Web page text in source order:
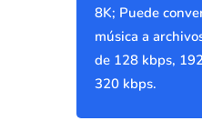
8K; Puede
música a
de 128 kbps,
320 kbps.